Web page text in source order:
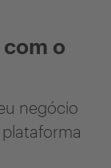
o
negócio